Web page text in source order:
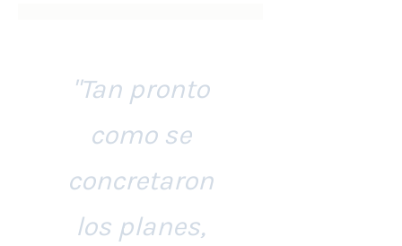
"Tan pronto
como se
concretaron
los planes,